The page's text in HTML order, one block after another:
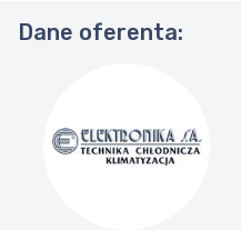
Dane oferenta: